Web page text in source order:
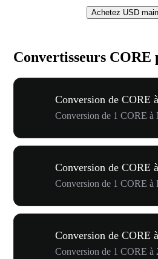
Achetez USD
Convertisseurs CORE
Conversion de CORE
Conversion de 1 CORE à
Conversion de CORE
Conversion de 1 CORE à
Conversion de CORE